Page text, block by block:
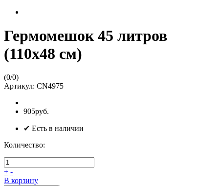
Гермомешок 45 литров
(110х48 см)
(0/0)
Артикул: CN4975
905руб.
✔ Есть в наличии
Количество:
+ -
В корзину